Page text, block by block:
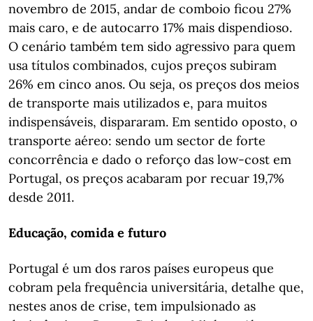
novembro de 2015, andar de comboio ficou 27%
mais caro, e de autocarro 17% mais dispendioso.
O cenário também tem sido agressivo para quem
usa títulos combinados, cujos preços subiram
26% em cinco anos. Ou seja, os preços dos meios
de transporte mais utilizados e, para muitos
indispensáveis, dispararam. Em sentido oposto, o
transporte aéreo: sendo um sector de forte
concorrência e dado o reforço das low-cost em
Portugal, os preços acabaram por recuar 19,7%
desde 2011.
Educação, comida e futuro
Portugal é um dos raros países europeus que
cobram pela frequência universitária, detalhe que,
nestes anos de crise, tem impulsionado as